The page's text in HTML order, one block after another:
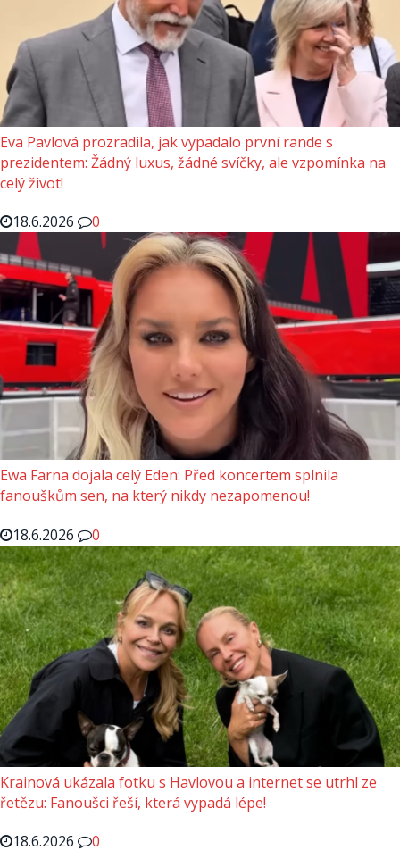
Eva Pavlová prozradila, jak vypadalo první rande s
prezidentem: Žádný luxus, žádné svíčky, ale vzpomínka na
celý život!
18.6.2026
0
Ewa Farna dojala celý Eden: Před koncertem splnila
fanouškům sen, na který nikdy nezapomenou!
18.6.2026
0
Krainová ukázala fotku s Havlovou a internet se utrhl ze
řetězu: Fanoušci řeší, která vypadá lépe!
18.6.2026
0